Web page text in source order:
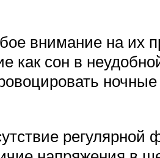
внимание на их
сон в
регулярной